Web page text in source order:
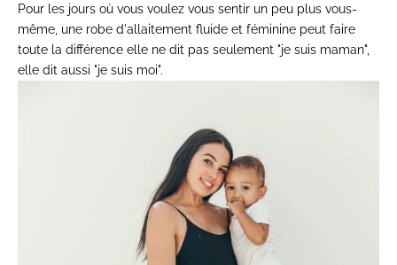
Pour les jours où vous voulez vous sentir un peu plus vous-
même, une robe d'allaitement fluide et féminine peut faire
toute la différence elle ne dit pas seulement "je suis maman",
elle dit aussi "je suis moi".